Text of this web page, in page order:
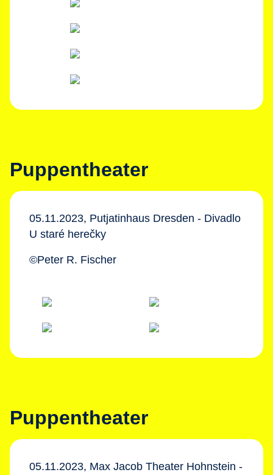
Puppentheater
05.11.2023, Putjatinhaus Dresden - Divadlo
U staré herečky
©Peter R. Fischer
Puppentheater
05.11.2023, Max Jacob Theater Hohnstein -